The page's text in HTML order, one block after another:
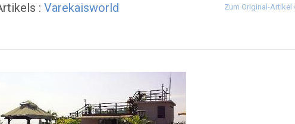
: Varekaisworld Zum Original-Artikel